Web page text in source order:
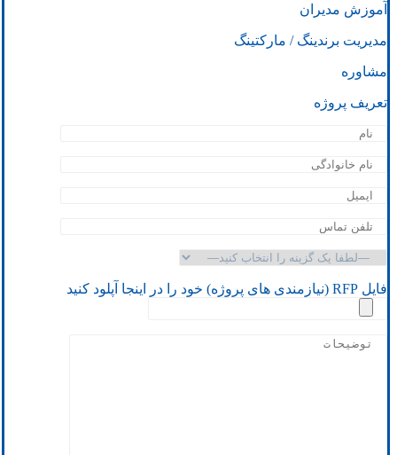
آموزش مدیران
مدیریت برندینگ / مارکتینگ
مشاوره
تعریف پروژه
فایل RFP (نیازمندی های پروژه) خود را در اینجا آپلود کنید